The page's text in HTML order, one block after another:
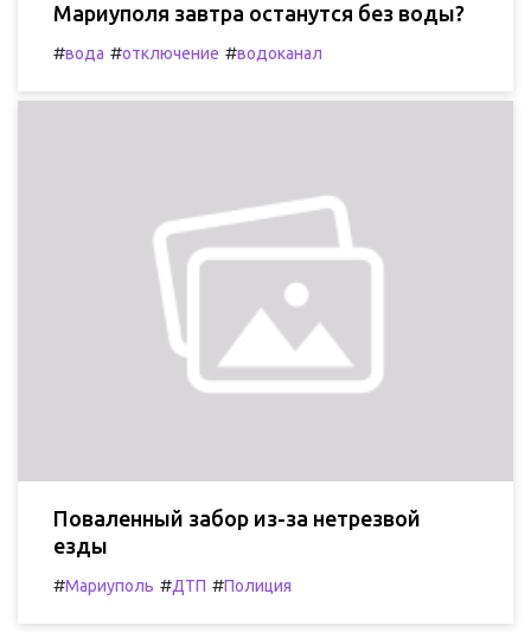
Мариуполя завтра останутся без воды?
#вода #отключение #водоканал
Поваленный забор из-за нетрезвой
езды
#Мариуполь #ДТП #Полиция